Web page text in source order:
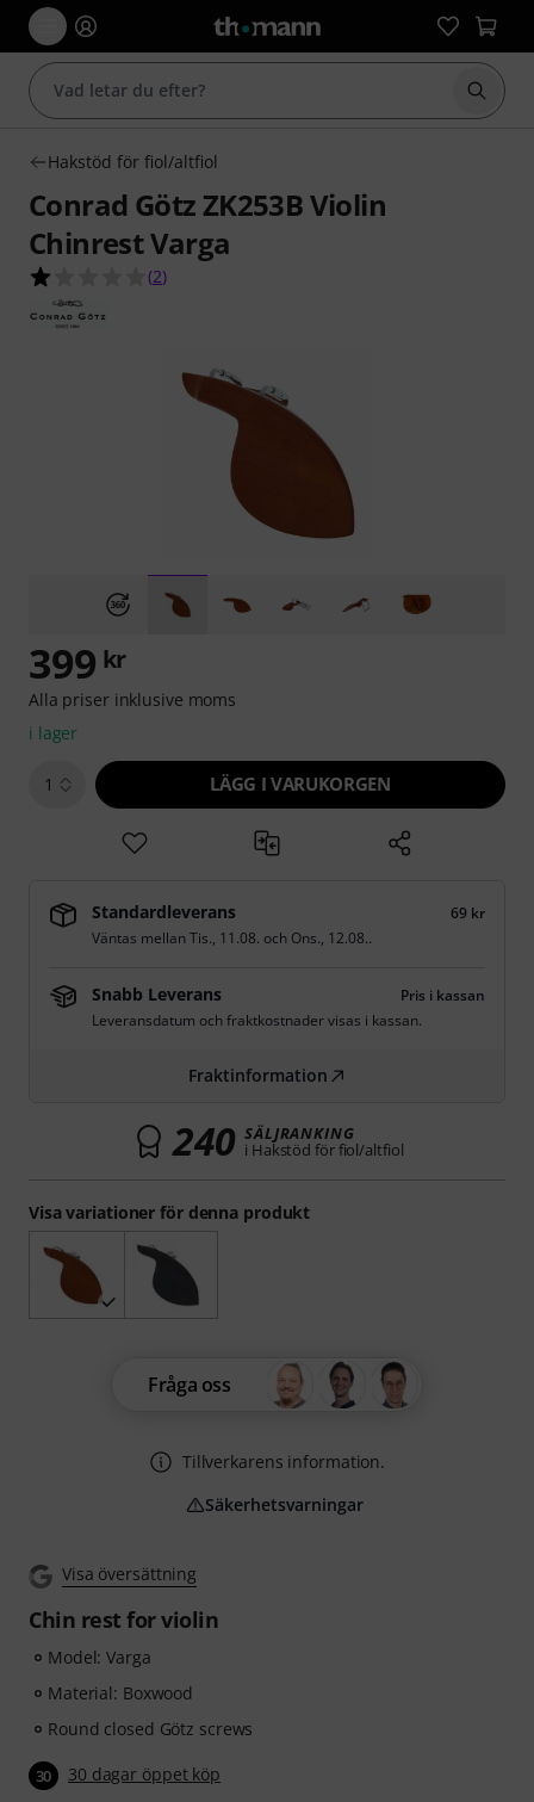
Börja
Hakstöd för fiol/altfiol
Conrad Götz ZK253B Violin
Chinrest Varga
1.0 av 5 stjärnor från 2 kundbetyg
(2)
Visa översättning
Chin rest for violin
Model: Varga
Material: Boxwood
Round closed Götz screws
30 30 dagar öppet köp
Visa variationer för denna produkt
399 kr
Alla priser inklusive moms
i lager
1 LÄGG I VARUKORGEN
Standardleverans
69 kr
Väntas mellanTis., 11.08. och Ons., 12.08..
Snabb Leverans
Pris i kassan
Leveransdatum och fraktkostnader visas i kassan.
Fraktinformation
240 SÄLJRANKING
i Hakstöd för fiol/altfiol
Fråga oss
Tillverkarens information.
Säkerhetsvarningar